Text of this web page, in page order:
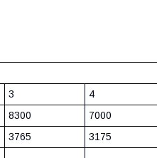
3 4
8300
7000
3765
3175